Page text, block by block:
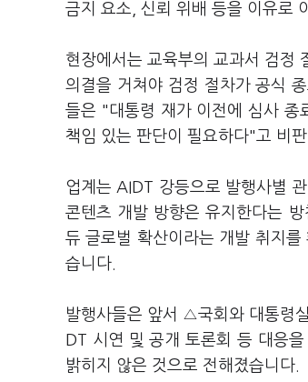
금지 요소, 신뢰 위배 등을 이유로
현장에서는 교육부의 교과서 검정
의결을 거쳐야 검정 절차가 공식
들은 "대통령 재가 이전에 심사 종
책임 있는 판단이 필요하다"고 비판
업계는 AIDT 강등으로 발행사별
콘텐츠 개발 방향은 유지한다는
듀 글로벌 확산이라는 개발 취지
습니다.
발행사들은 앞서 △국회와 대통령
DT 시연 및 공개 토론회 등 대응
밝히지 않은 것으로 전해졌습니다.